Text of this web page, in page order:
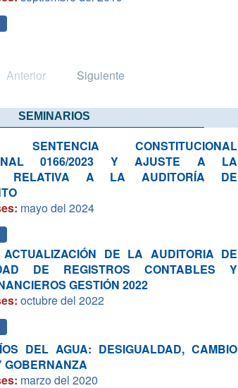
Anterior Siguiente
SEMINARIOS
SENTENCIA CONSTITUCIONAL
0166/2023 Y AJUSTE A LA
RELATIVA A LA AUDITORÍA DE
mayo del 2024
ACTUALIZACIÓN DE LA AUDITORIA DE
DE REGISTROS CONTABLES Y
GESTIÓN 2022
octubre del 2022
DEL AGUA: DESIGUALDAD, CAMBIO
GOBERNANZA
marzo del 2020